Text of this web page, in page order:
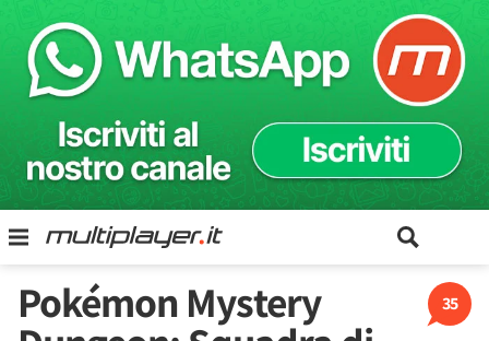
35
Pokémon Mystery